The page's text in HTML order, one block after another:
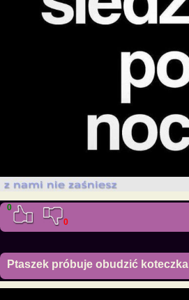
0
0
Ptaszek próbuje obudzić koteczka